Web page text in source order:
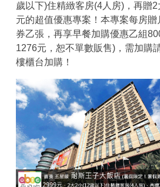
歲以下)住精緻客房(4人房)，再贈
元的超值優惠專案！本專案每房
券乙張，再享早餐加購優惠乙組
1276元，恕不單數販售)，需加購
樓櫃台加購！